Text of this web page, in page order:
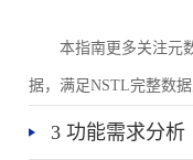
本指南更多关注元
据，满足NSTL完整数
3 功能需求分析